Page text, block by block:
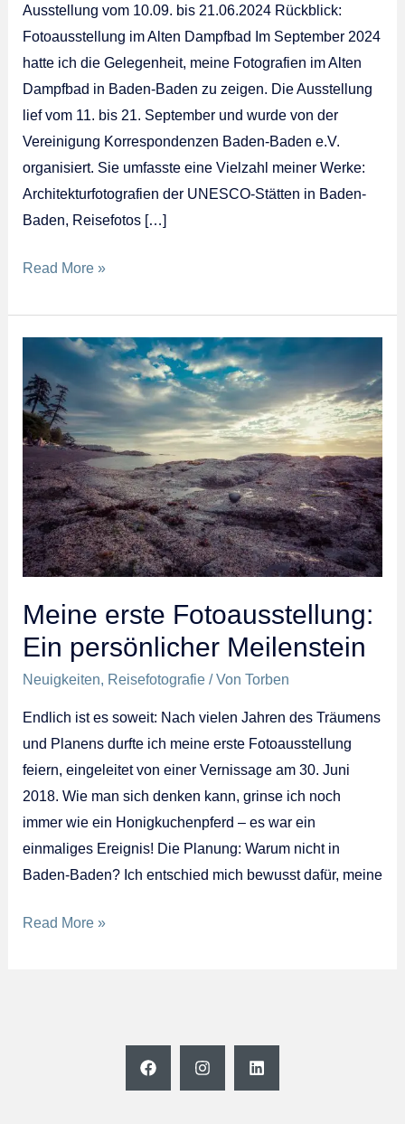
Ausstellung vom 10.09. bis 21.06.2024 Rückblick:
Fotoausstellung im Alten Dampfbad Im September 2024
hatte ich die Gelegenheit, meine Fotografien im Alten
Dampfbad in Baden-Baden zu zeigen. Die Ausstellung
lief vom 11. bis 21. September und wurde von der
Vereinigung Korrespondenzen Baden-Baden e.V.
organisiert. Sie umfasste eine Vielzahl meiner Werke:
Architekturfotografien der UNESCO-Stätten in Baden-
Baden, Reisefotos […]
Rückblick:
im
Dampfbad
Read More »
Meine erste Fotoausstellung:
Ein persönlicher Meilenstein
Neuigkeiten, Reisefotografie/ Von Torben
Endlich ist es soweit: Nach vielen Jahren des Träumens
und Planens durfte ich meine erste Fotoausstellung
feiern, eingeleitet von einer Vernissage am 30. Juni
2018. Wie man sich denken kann, grinse ich noch
immer wie ein Honigkuchenpferd – es war ein
einmaliges Ereignis! Die Planung: Warum nicht in
Baden-Baden? Ich entschied mich bewusst dafür, meine
Meine
Read More »